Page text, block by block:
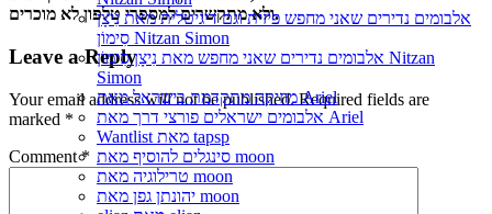
אלבומים נדירים שאני מחפש פיזית וגם דיגיטלית מאת נִיצָן
סִימוֹן Nitzan Simon
אלבומים נדירים שאני מחפש מאת נִיצָן סִימוֹן Nitzan
Simon
מוזיקה מתקדמת בישראל מאת Ariel
אלבומים ישראלים פורצי דרך מאת Ariel
Wantlist מאת tapsp
סינגלים להוסיף מאת moon
טרילוגיה מאת moon
יהונתן גפן מאת moon
ולא מתקשרים למספרי טלפון לא מוכרים.
Leave a Reply
Your email address will not be published. Required fields are
marked *
Comment*